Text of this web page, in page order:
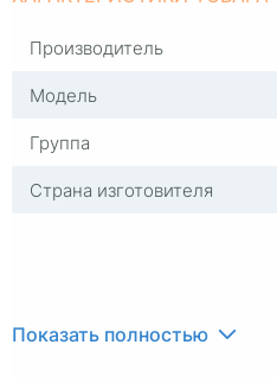
Производитель
Модель
Группа
Страна изготовителя
Показать полностью